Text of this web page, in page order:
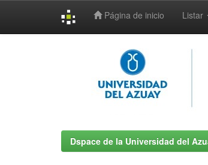
Página de inicio Listar
Dspace de la Universidad del